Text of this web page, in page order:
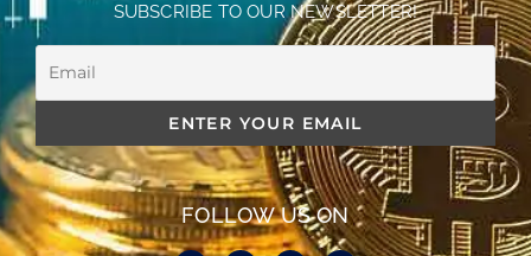
SUBSCRIBE TO OUR NEWSLETTER!
FOLLOW US ON